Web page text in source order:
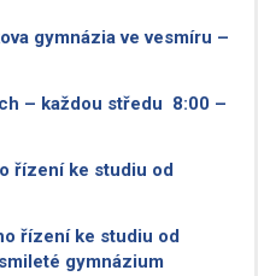
gymnázia ve vesmíru –
– každou středu 8:00 –
řízení ke studiu od
řízení ke studiu od
gymnázium